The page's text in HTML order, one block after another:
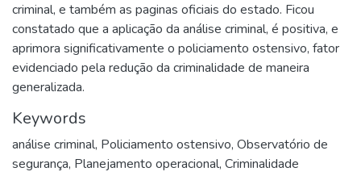
criminal, e também as paginas oficiais do estado. Ficou
constatado que a aplicação da análise criminal, é positiva, e
aprimora significativamente o policiamento ostensivo, fator
evidenciado pela redução da criminalidade de maneira
generalizada.
Keywords
análise criminal, Policiamento ostensivo, Observatório de
segurança, Planejamento operacional, Criminalidade